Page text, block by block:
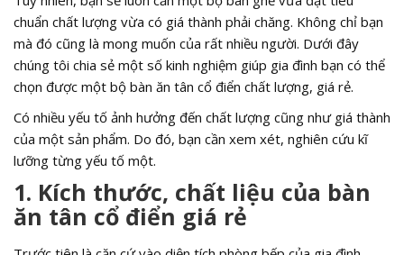
chuẩn chất lượng vừa có giá thành phải chăng. Không chỉ bạn
mà đó cũng là mong muốn của rất nhiều người. Dưới đây
chúng tôi chia sẻ một số kinh nghiệm giúp gia đình bạn có thể
chọn được một bộ bàn ăn tân cổ điển chất lượng, giá rẻ.
Có nhiều yếu tố ảnh hưởng đến chất lượng cũng như giá thành
của một sản phẩm. Do đó, bạn cần xem xét, nghiên cứu kĩ
lưỡng từng yếu tố một.
1. Kích thước, chất liệu của bàn
ăn tân cổ điển giá rẻ